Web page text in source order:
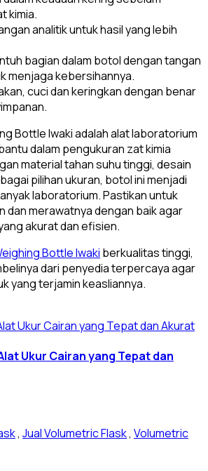
kimia.
analitik untuk hasil yang lebih
bagian dalam botol dengan tangan
menjaga kebersihannya.
cuci dan keringkan dengan benar
Bottle Iwaki adalah alat laboratorium
dalam pengukuran zat kimia
material tahan suhu tinggi, desain
pilihan ukuran, botol ini menjadi
laboratorium. Pastikan untuk
dan merawatnya dengan baik agar
akurat dan efisien.
Bottle Iwaki berkualitas tinggi,
dari penyedia terpercaya agar
yang terjamin keasliannya.
Ukur Cairan yang Tepat dan
, Jual Volumetric Flask, Volumetric